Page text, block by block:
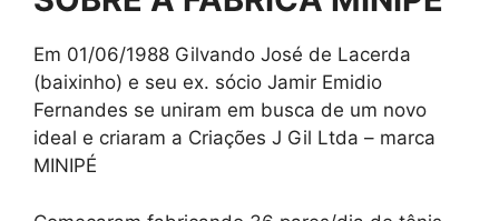
Em 01/06/1988 Gilvando José de Lacerda
(baixinho) e seu ex. sócio Jamir Emidio
Fernandes se uniram em busca de um novo
ideal e criaram a Criações J Gil Ltda – marca
MINIPÉ